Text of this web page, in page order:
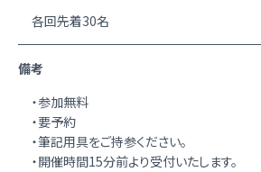
各回先着30名
備考
・参加無料
・要予約
・筆記用具をご持参ください。
・開催時間15分前より受付いたします。